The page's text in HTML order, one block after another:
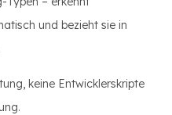
und bezieht sie in
keine Entwicklerskripte